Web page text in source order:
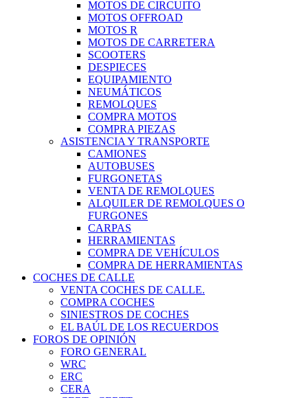
MOTOS DE CIRCUITO
MOTOS OFFROAD
MOTOS R
MOTOS DE CARRETERA
SCOOTERS
DESPIECES
EQUIPAMIENTO
NEUMÁTICOS
REMOLQUES
COMPRA MOTOS
COMPRA PIEZAS
ASISTENCIA Y TRANSPORTE
CAMIONES
AUTOBUSES
FURGONETAS
VENTA DE REMOLQUES
ALQUILER DE REMOLQUES O
FURGONES
CARPAS
HERRAMIENTAS
COMPRA DE VEHÍCULOS
COMPRA DE HERRAMIENTAS
COCHES DE CALLE
VENTA COCHES DE CALLE.
COMPRA COCHES
SINIESTROS DE COCHES
EL BAÚL DE LOS RECUERDOS
FOROS DE OPINIÓN
FORO GENERAL
WRC
ERC
CERA